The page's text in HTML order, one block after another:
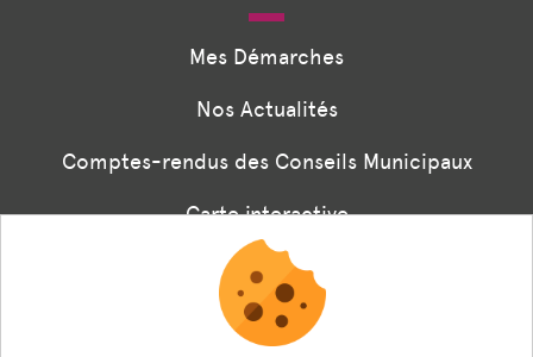
Mes Démarches
Nos Actualités
Comptes-rendus des Conseils Municipaux
Carte interactive
Associations
Formulaire panneaux digitaux